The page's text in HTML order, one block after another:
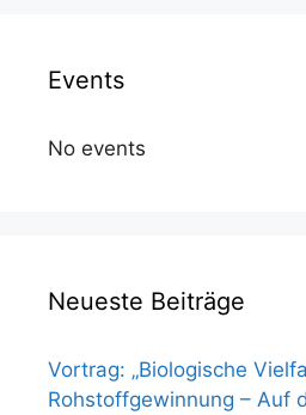
Events
No events
Neueste Beiträge
Vortrag: „Biologische
Rohstoffgewinnung – Auf